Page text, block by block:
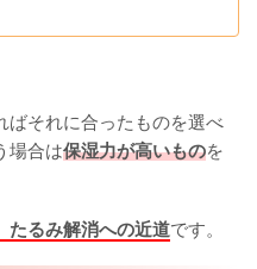
ばそれに合ったものを選べ
場合は保湿力が高いものを
たるみ解消への近道です。